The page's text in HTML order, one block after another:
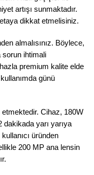
artışı sunmaktadır.
dikkat etmelisiniz.
almalısınız. Böylece,
ihtimali
premium kalite elde
günü
etmektedir. Cihaz, 180W
dakikada yarı yarıya
üründen
200 MP ana lensin